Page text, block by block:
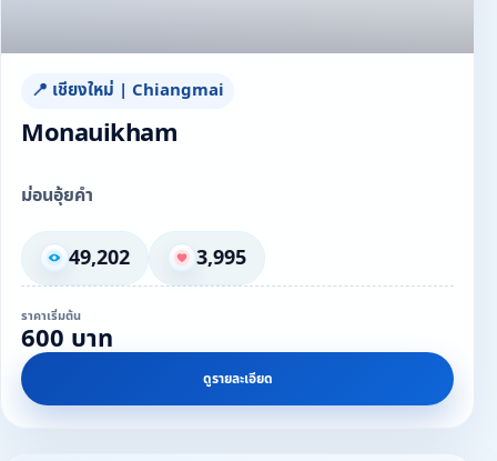
📍 เชียงใหม่ | Chiangmai
Monauikham
ม่อนอุ้ยคำ
49,202 3,995
ราคาเริ่มต้น
600 บาท
ดูรายละเอียด